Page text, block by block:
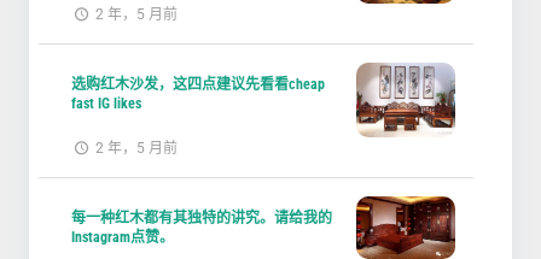
2 年，5 月前
选购红木沙发，这四点建议先看看cheap
fast IG likes
2 年，5 月前
每一种红木都有其独特的讲究。请给我的
Instagram点赞。